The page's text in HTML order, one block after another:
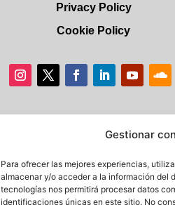
Gestionar
Para ofrecer las mejores experiencias,
almacenar y/o acceder a la información del
tecnologías nos permitirá procesar datos
identificaciones únicas en este sitio. No
Privacy Policy
Cookie Policy